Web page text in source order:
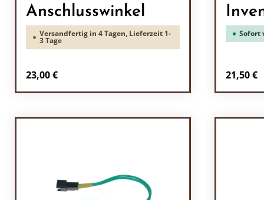
Anschlusswinkel
Versandfertig in 4 Tagen, Lieferzeit 1-
3 Tage
Regulärer Preis:
23,00 €
Sofort
21,50 €